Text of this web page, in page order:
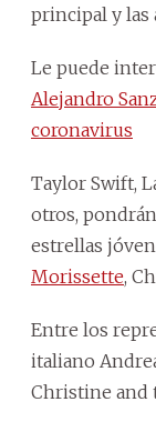
principal y las
Le puede
Alejandro
coronavirus
Taylor Swift,
otros,
estrellas
Morissette,
Entre los
italiano
Christine and